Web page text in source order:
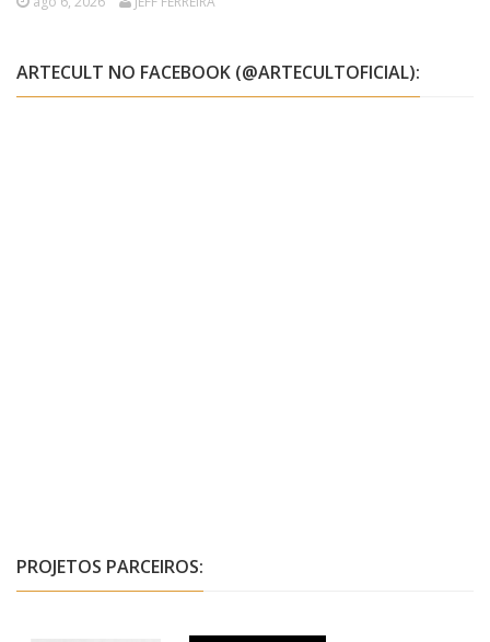
ARTECULT NO FACEBOOK (@ARTECULTOFICIAL):
PROJETOS PARCEIROS: